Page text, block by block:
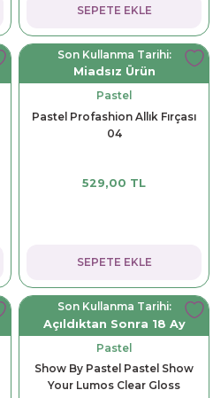
SEPETE EKLE
Son Kullanma Tarihi:
Miadsız Ürün
Pastel
Pastel Profashion Allık Fırçası
04
529,00 TL
SEPETE EKLE
Son Kullanma Tarihi:
Açıldıktan Sonra 18 Ay
Pastel
Show By Pastel Pastel Show
Your Lumos Clear Gloss